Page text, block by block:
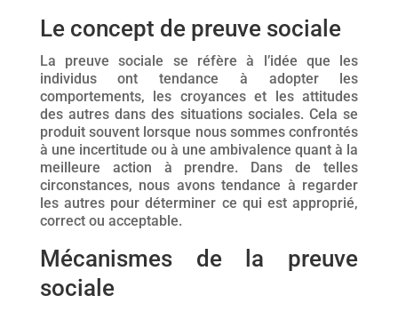
Le concept de preuve sociale
La preuve sociale se réfère à l’idée que les
individus ont tendance à adopter les
comportements, les croyances et les attitudes
des autres dans des situations sociales. Cela se
produit souvent lorsque nous sommes confrontés
à une incertitude ou à une ambivalence quant à la
meilleure action à prendre. Dans de telles
circonstances, nous avons tendance à regarder
les autres pour déterminer ce qui est approprié,
correct ou acceptable.
Mécanismes de la preuve
sociale